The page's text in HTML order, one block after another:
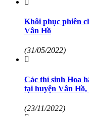
Khôi phục phiên
Vân Hồ
(31/05/2022)
Các thí sinh Hoa
tại huyện Vân Hồ,
(23/11/2022)